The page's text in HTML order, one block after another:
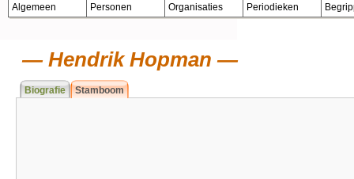
Algemeen Personen Organisaties Periodieken
Hendrik Hopman
Biografie Stamboom